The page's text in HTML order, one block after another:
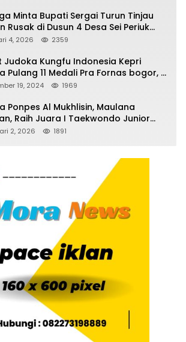
Minta Bupati Sergai Turun Tinjau
Rusak di Dusun 4 Desa Sei Periuk
Bedagai
4, 2026 2359
Judoka Kungfu Indonesia Kepri
Pulang 11 Medali Pra Fornas bogor, 3
dan 8 Perunggu.
19, 2024 1969
Ponpes Al Mukhlisin, Maulana
Raih Juara I Taekwondo Junior
di Riau National Championship 2026
2, 2026 1891